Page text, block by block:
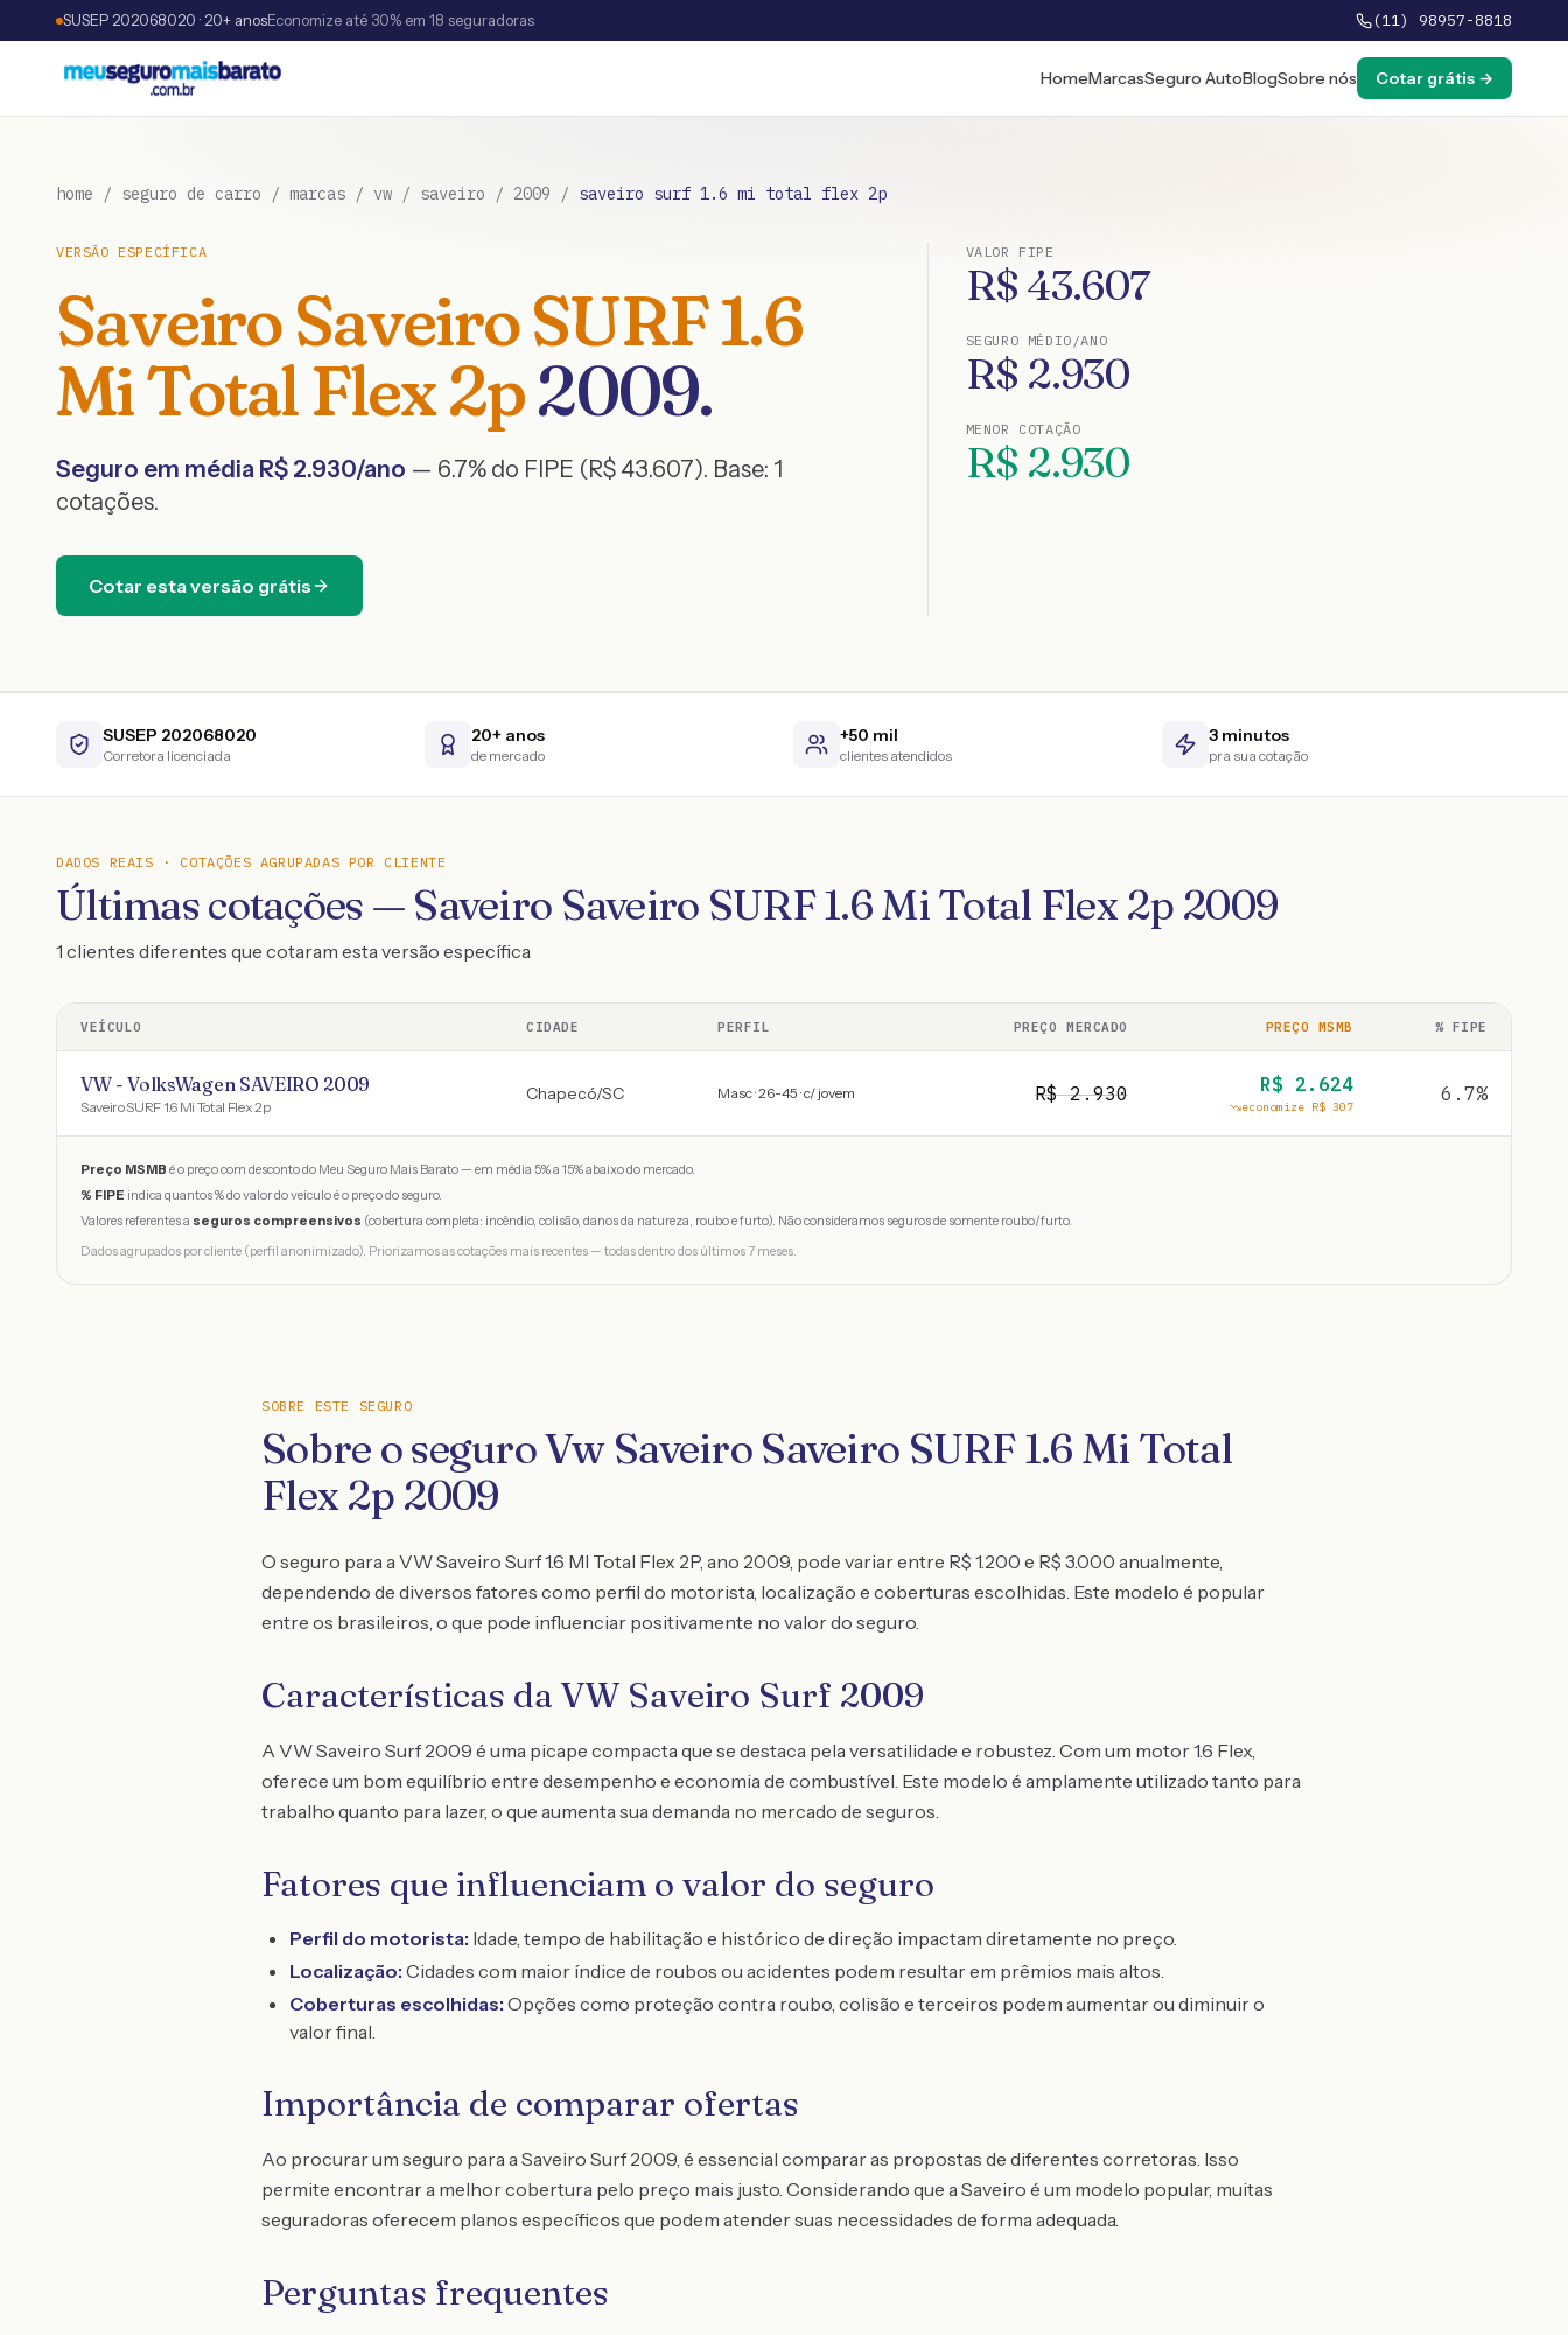
SUSEP 202068020 · 20+ anosEconomize até 30% em 18 seguradoras (11) 98957-8818
HomeMarcasSeguro AutoBlogSobre nós Cotar grátis →
home / seguro de carro / marcas / vw / saveiro / 2009 / saveiro surf 1.6 mi total flex 2p
VERSÃO ESPECÍFICA
SaveiroSaveiro SURF 1.6
Mi Total Flex 2p2009.
Seguro em média R$ 2.930/ano — 6.7% do FIPE (R$ 43.607). Base: 1
cotações.
Cotar esta versão grátis
VALOR FIPE
R$ 43.607
SEGURO MÉDIO/ANO
R$ 2.930
MENOR COTAÇÃO
R$ 2.930
SUSEP 202068020
Corretora licenciada
20+ anos
de mercado
+50 mil
clientes atendidos
3 minutos
pra sua cotação
DADOS REAIS · COTAÇÕES AGRUPADAS POR CLIENTE
Últimas cotações — Saveiro Saveiro SURF 1.6 Mi Total Flex 2p 2009
1 clientes diferentes que cotaram esta versão específica
VEÍCULO CIDADE PERFIL PREÇO MERCADO PREÇO MSMB % FIPE
VW - VolksWagen SAVEIRO 2009
Saveiro SURF 1.6 Mi Total Flex 2p
Chapecó/SC Masc · 26-45 · c/ jovem R$2.930 R$ 2.624
economize R$ 307
6.7%
Preço MSMB é o preço com desconto do Meu Seguro Mais Barato — em média 5% a 15% abaixo do mercado.
% FIPE indica quantos % do valor do veículo é o preço do seguro.
Valores referentes a seguros compreensivos (cobertura completa: incêndio, colisão, danos da natureza, roubo e furto). Não consideramos seguros de somente roubo/furto.
Dados agrupados por cliente (perfil anonimizado). Priorizamos as cotações mais recentes — todas dentro dos últimos 7 meses.
SOBRE ESTE SEGURO
Sobre o seguro Vw Saveiro Saveiro SURF 1.6 Mi Total
Flex 2p 2009
O seguro para a VW Saveiro Surf 1.6 MI Total Flex 2P, ano 2009, pode variar entre R$ 1.200 e R$ 3.000 anualmente,
dependendo de diversos fatores como perfil do motorista, localização e coberturas escolhidas. Este modelo é popular
entre os brasileiros, o que pode influenciar positivamente no valor do seguro.
Características da VW Saveiro Surf 2009
A VW Saveiro Surf 2009 é uma picape compacta que se destaca pela versatilidade e robustez. Com um motor 1.6 Flex,
oferece um bom equilíbrio entre desempenho e economia de combustível. Este modelo é amplamente utilizado tanto para
trabalho quanto para lazer, o que aumenta sua demanda no mercado de seguros.
Fatores que influenciam o valor do seguro
Perfil do motorista: Idade, tempo de habilitação e histórico de direção impactam diretamente no preço.
Localização: Cidades com maior índice de roubos ou acidentes podem resultar em prêmios mais altos.
Coberturas escolhidas: Opções como proteção contra roubo, colisão e terceiros podem aumentar ou diminuir o
valor final.
Importância de comparar ofertas
Ao procurar um seguro para a Saveiro Surf 2009, é essencial comparar as propostas de diferentes corretoras. Isso
permite encontrar a melhor cobertura pelo preço mais justo. Considerando que a Saveiro é um modelo popular, muitas
seguradoras oferecem planos específicos que podem atender suas necessidades de forma adequada.
Perguntas frequentes